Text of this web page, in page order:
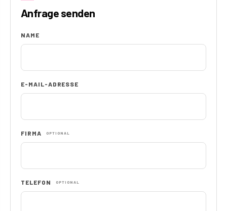
Anfrage senden
NAME
E-MAIL-ADRESSE
FIRMA OPTIONAL
TELEFON OPTIONAL